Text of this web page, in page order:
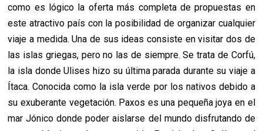
como es lógico la oferta más completa de propuestas en
este atractivo país con la posibilidad de organizar cualquier
viaje a medida. Una de sus ideas consiste en visitar dos de
las islas griegas, pero no las de siempre. Se trata de Corfú,
la isla donde Ulises hizo su última parada durante su viaje a
Ítaca. Conocida como la isla verde por los nativos debido a
su exuberante vegetación. Paxos es una pequeña joya en el
mar Jónico donde poder aislarse del mundo disfrutando de